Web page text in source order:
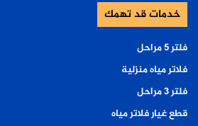
خدمات قد تهمك
فلتر ٥ مراحل
فلاتر مياه منزلية
فلتر ٣ مراحل
قطع غيار فلاتر مياه